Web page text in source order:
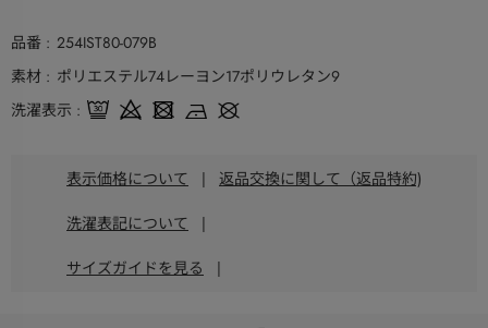
品番
254IST80-079B
素材
ポリエステル74レーヨン17ポリウレタン9
洗濯表示
表示価格について | 返品交換に関して（返品特約)
洗濯表記について |
サイズガイドを見る |